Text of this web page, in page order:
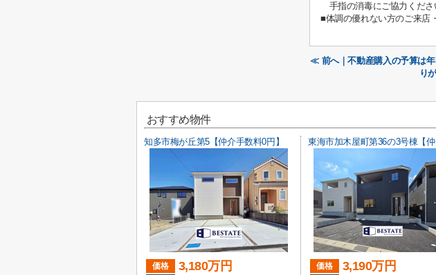
手指の消毒にご協力くださ
■体調の優れない方のご来店
≪ 前へ｜不動産購入の予算は年
り
おすすめ物件
知多市梅が丘第5【仲介手数料0円】
価格 3,180万円 価格 3,190万円